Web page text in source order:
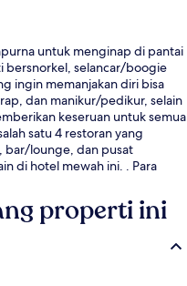
untuk menginap di pantai
bersnorkel, selancar/boogie
ingin memanjakan diri bisa
dan manikur/pedikur, selain
keseruan untuk semua
satu 4 restoran yang
bar/lounge, dan pusat
di hotel mewah ini. . Para
4 menit dan
11 menit.
properti ini